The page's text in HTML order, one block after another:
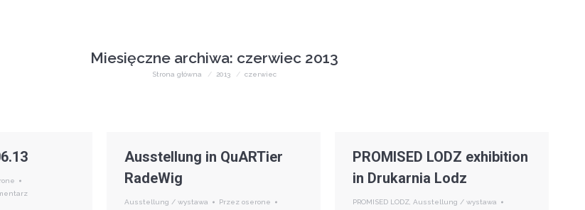
Miesięczne archiwa: czerwiec 2013
Jesteś tutaj:
Strona główna 2013 czerwiec
Ausstellung in QuARTier
RadeWig
Ausstellung / wystawa Przez oserone
PROMISED LODZ exhibition
in Drukarnia Lodz
PROMISED LODZ Ausstellung / wystawa